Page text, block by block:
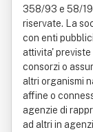
358/93 e 58/
riservate. La
con enti
attivita'
consorzi o
altri organismi
affine o
agenzie di
ad altri in